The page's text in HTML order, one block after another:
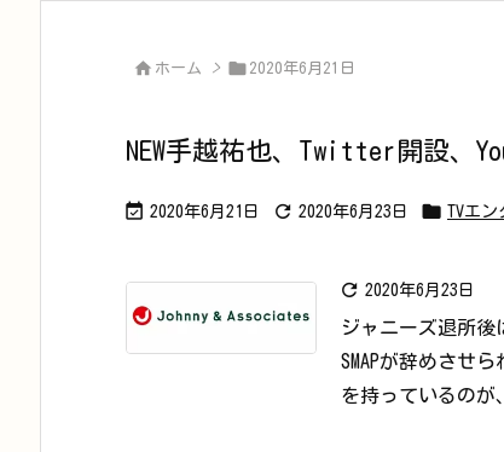
 ホーム >  2020年6月21日
NEW手越祐也、Twitter開設、
 2020年6月21日  2020年6月23日  TVエン
 2020年6月23日
ジャニーズ退所後
SMAPが辞めさせ
を持っているの